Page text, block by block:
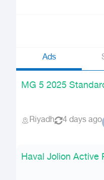
Ads
MG 5 2025
Riyadh 4 days ago
Haval Jolion Active